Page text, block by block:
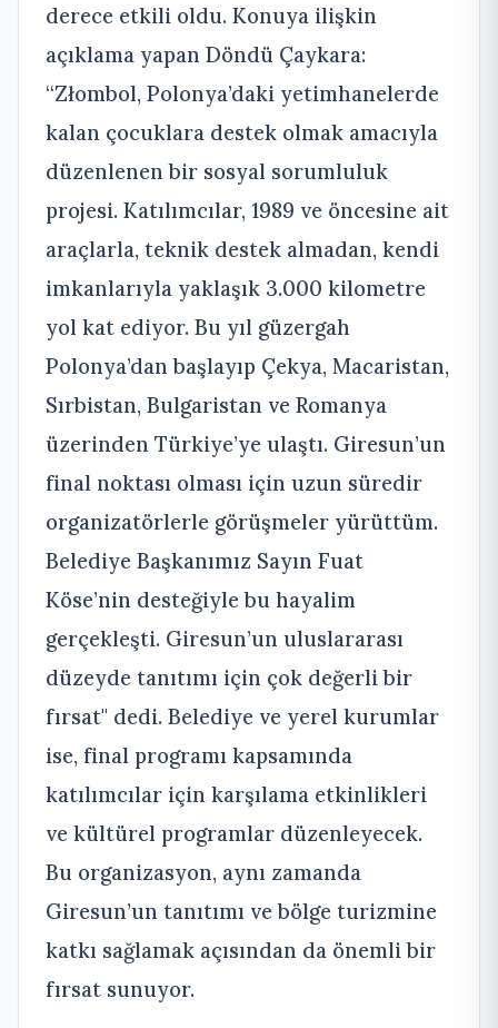
derece etkili oldu. Konuya ilişkin
açıklama yapan Döndü Çaykara:
“Złombol, Polonya’daki yetimhanelerde
kalan çocuklara destek olmak amacıyla
düzenlenen bir sosyal sorumluluk
projesi. Katılımcılar, 1989 ve öncesine ait
araçlarla, teknik destek almadan, kendi
imkanlarıyla yaklaşık 3.000 kilometre
yol kat ediyor. Bu yıl güzergah
Polonya’dan başlayıp Çekya, Macaristan,
Sırbistan, Bulgaristan ve Romanya
üzerinden Türkiye’ye ulaştı. Giresun’un
final noktası olması için uzun süredir
organizatörlerle görüşmeler yürüttüm.
Belediye Başkanımız Sayın Fuat
Köse’nin desteğiyle bu hayalim
gerçekleşti. Giresun’un uluslararası
düzeyde tanıtımı için çok değerli bir
fırsat" dedi. Belediye ve yerel kurumlar
ise, final programı kapsamında
katılımcılar için karşılama etkinlikleri
ve kültürel programlar düzenleyecek.
Bu organizasyon, aynı zamanda
Giresun’un tanıtımı ve bölge turizmine
katkı sağlamak açısından da önemli bir
fırsat sunuyor.